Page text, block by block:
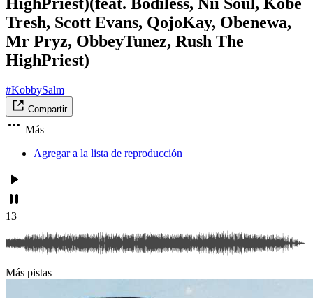
Tresh, Scott Evans, QojoKay, Obenewa,
Mr Pryz, ObbeyTunez, Rush The
HighPriest)
#KobbySalm
Compartir
Más
Agregar a la lista de reproducción
13
Más pistas